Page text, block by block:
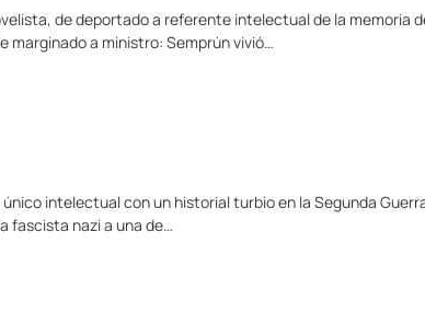
de deportado a referente intelectual de la memoria
marginado a ministro: Semprún vivió…
intelectual con un historial turbio en la Segunda
fascista nazi a una de…